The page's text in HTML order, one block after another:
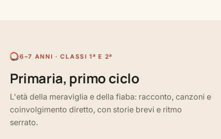
6–7 ANNI · CLASSI 1ª E 2ª
Primaria, primo ciclo
L'età della meraviglia e della fiaba: racconto, canzoni e
coinvolgimento diretto, con storie brevi e ritmo
serrato.